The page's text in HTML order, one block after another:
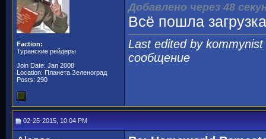
Faction:
Туранские рейдеры
Join Date: Jan 2008
Location: Планета Зеленоград
Posts: 290
Добавлено через 48
Всё пошла
Last edited by
сообщение
02-25-2015, 10:04 PM